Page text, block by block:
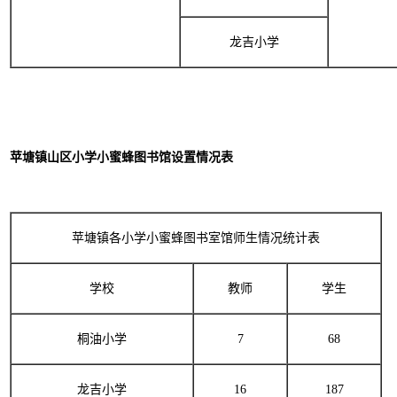
龙吉小学
苹塘镇山区小学小蜜蜂图书馆设置情况表
苹塘镇各小学小蜜蜂图书室馆师生情况统计表
学校 教师 学生
桐油小学 7 68
龙吉小学 16 187